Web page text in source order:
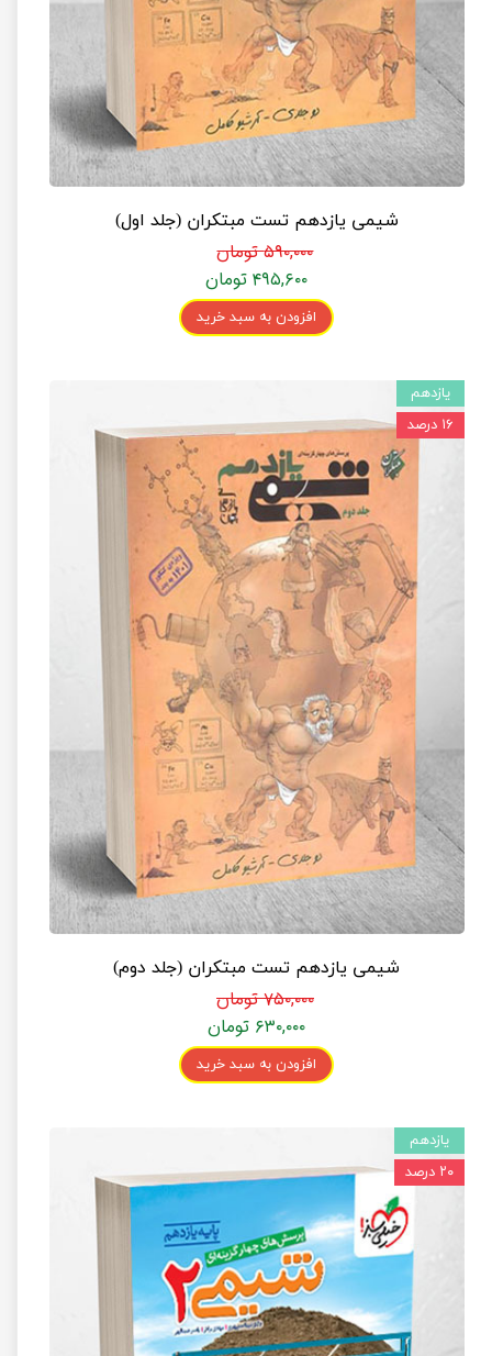
شیمی یازدهم تست مبتکران (جلد اول)
۵۹۰,۰۰۰ تومان
۴۹۵,۶۰۰ تومان
افزودن به سبد خرید
شیمی یازدهم تست مبتکران (جلد دوم)
۷۵۰,۰۰۰ تومان
۶۳۰,۰۰۰ تومان
افزودن به سبد خرید
یازدهم
۱۶ درصد
یازدهم
۲۰ درصد